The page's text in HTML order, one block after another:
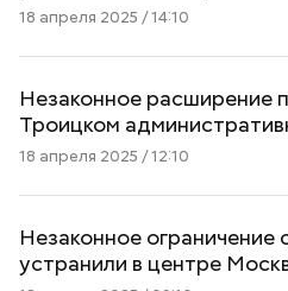
18 апреля 2025 / 14:10
Незаконное расширение
Троицком
18 апреля 2025 / 12:10
Незаконное ограничение
устранили в центре